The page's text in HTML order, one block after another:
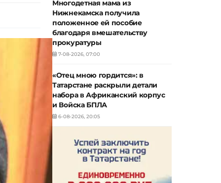
Многодетная мама из
Нижнекамска получила
положенное ей пособие
благодаря вмешательству
прокуратуры
7-08-2026, 07:00
«Отец мною гордится»: в
Татарстане раскрыли детали
набора в Африканский корпус
и Войска БПЛА
6-08-2026, 20:05